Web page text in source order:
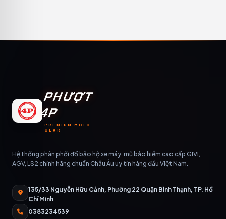
PHƯỢT
4P
PREMIUM MOTO
GEAR
Hệ thống phân phối đồ bảo hộ xe máy, mũ bảo hiểm cao cấp GIVI,
AGV, LS2 chính hãng chuẩn Châu Âu uy tín hàng đầu Việt Nam.
135/33 Nguyễn Hữu Cảnh, Phường 22 Quận Bình Thạnh, TP. Hồ
Chí Minh
0383234539